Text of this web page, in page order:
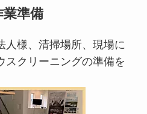
業準備
人様、清掃場所、現場に
スクリーニングの準備を